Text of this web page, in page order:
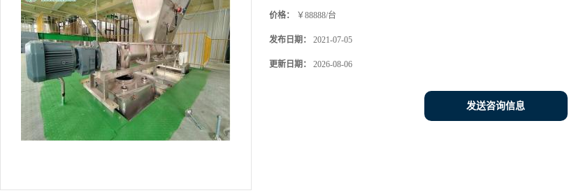
价格： ￥88888/台
发布日期： 2021-07-05
更新日期： 2026-08-06
发送咨询信息